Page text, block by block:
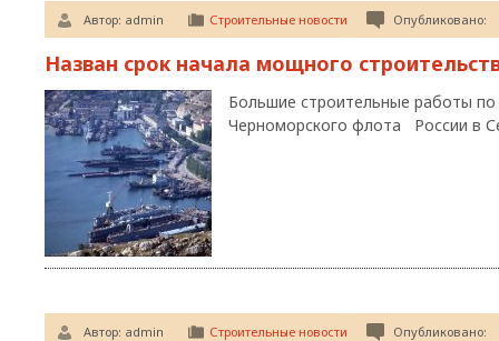
Автор: admin Строительные новости Опубликовано:
Назван срок начала мощного
Большие строительные работы
Черноморского флота России в
Автор: admin Строительные новости Опубликовано: